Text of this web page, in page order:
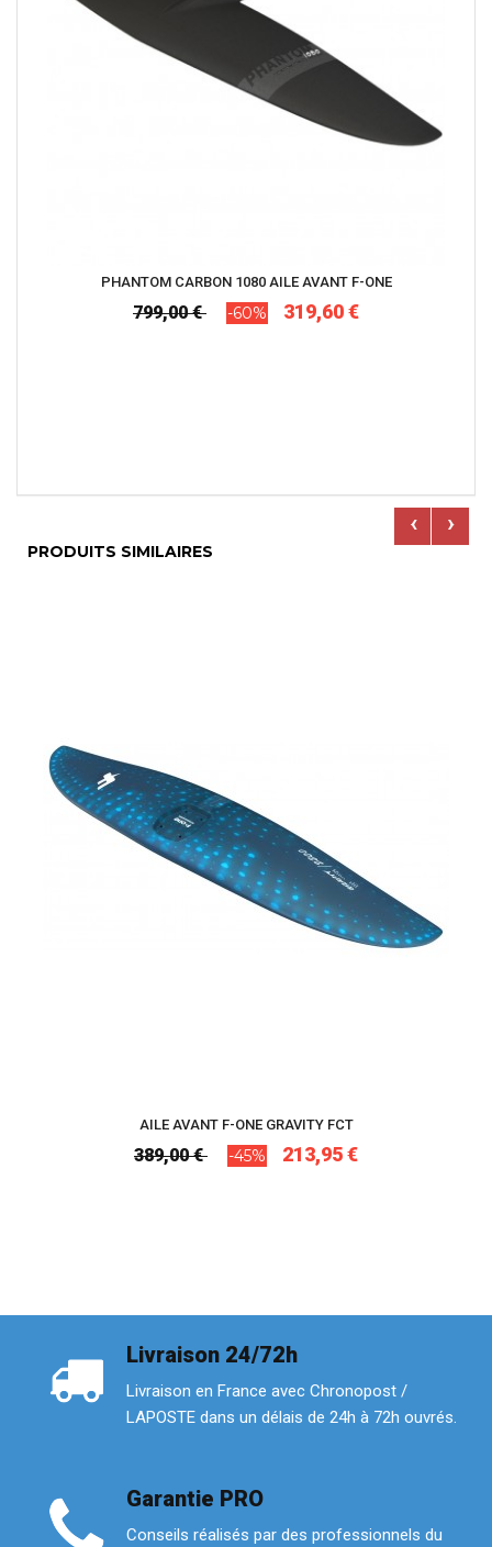
PHANTOM CARBON 1080 AILE AVANT F-ONE
799,00 € -60% 319,60 €
PRODUITS SIMILAIRES
‹ ›
AILE AVANT F-ONE GRAVITY FCT
389,00 € -45% 213,95 €
Livraison 24/72h
Livraison en France avec Chronopost /
LAPOSTE dans un délais de 24h à 72h ouvrés.
Garantie PRO
Conseils réalisés par des professionnels du